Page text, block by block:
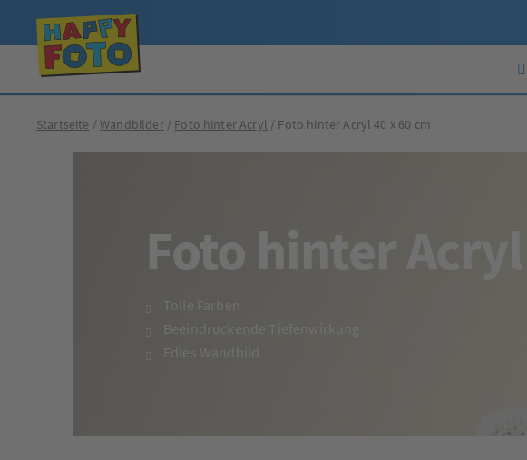
Startseite
Wandbilder Foto hinter Acryl Foto hinter Acryl 40 x 60 cm
Foto hinter Acryl
Tolle Farben
Beeindruckende Tiefenwirkung
Edles Wandbild